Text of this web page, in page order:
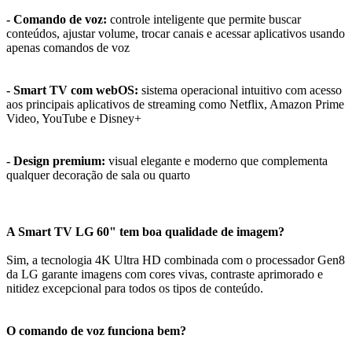
- Comando de voz: controle inteligente que permite buscar
conteúdos, ajustar volume, trocar canais e acessar aplicativos usando
apenas comandos de voz
- Smart TV com webOS: sistema operacional intuitivo com acesso
aos principais aplicativos de streaming como Netflix, Amazon Prime
Video, YouTube e Disney+
- Design premium: visual elegante e moderno que complementa
qualquer decoração de sala ou quarto
A Smart TV LG 60" tem boa qualidade de imagem?
Sim, a tecnologia 4K Ultra HD combinada com o processador Gen8
da LG garante imagens com cores vivas, contraste aprimorado e
nitidez excepcional para todos os tipos de conteúdo.
O comando de voz funciona bem?